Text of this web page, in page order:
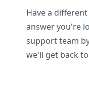
Have a
answer you're
support team
we'll get back